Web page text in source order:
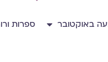
באוקטובר ספרות